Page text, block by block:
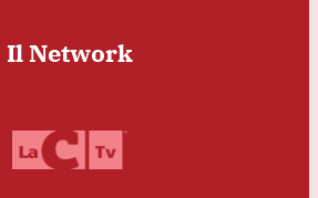
Il Network